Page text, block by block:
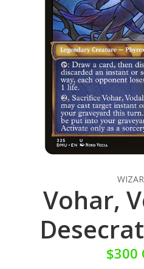
Vohar,
$300